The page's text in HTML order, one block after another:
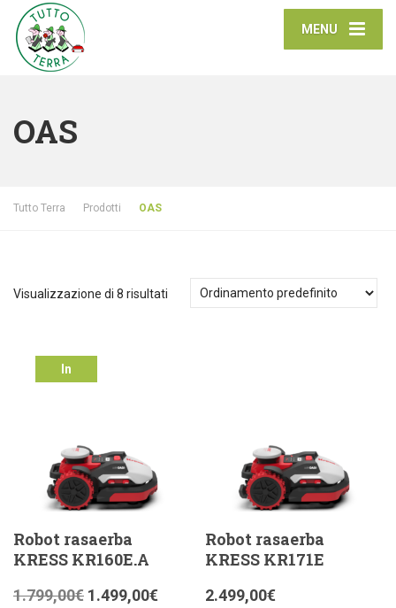
MENU
OAS
Tutto Terra Prodotti OAS
Visualizzazione di 8 risultati
In
Robot rasaerba
KRESS KR160E.A
1.799,00€ 1.499,00€
Robot rasaerba
KRESS KR171E
2.499,00€